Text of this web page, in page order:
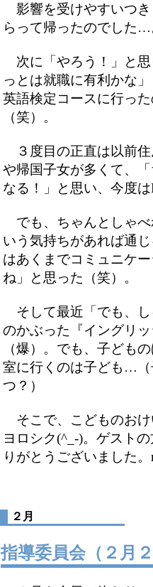
影響を受けやすいつき
らって帰ったのでした
次に「やろう！」と思
っとは就職に有利かな
英語検定コースに行っ
（笑）。
３度目の正直は以前住
や帰国子女が多くて、
なる！」と思い、今度
でも、ちゃんとしゃべ
いう気持ちがあれば通
はあくまでコミュニケ
ね」と思った（笑）。
そして最近「でも、し
のかぶった『イングリ
（爆）。でも、子ども
室に行くのは子ども…
つ？）
そこで、こどものおけ
ヨロシク(^_-)。ゲスト
りがとうございました
２月
指導委員会（２月